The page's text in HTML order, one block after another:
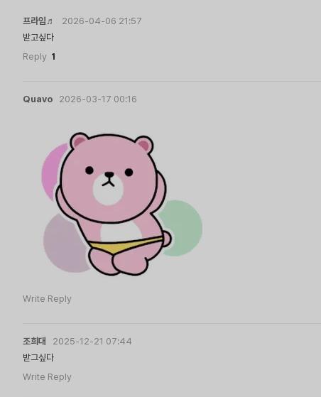
프라임♬
2026-04-06 21:57
받고싶다
Reply 1
Quavo 2026-03-17 00:16
Write Reply
조희대
2025-12-21 07:44
받그싶다
Write Reply